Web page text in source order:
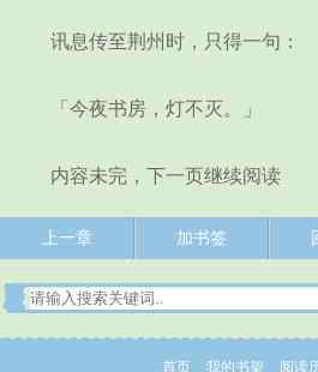
讯息传至荆州时，只得一句：
「今夜书房，灯不灭。」
内容未完，下一页继续阅读
上一章 加书签
首页 我的书架 阅读